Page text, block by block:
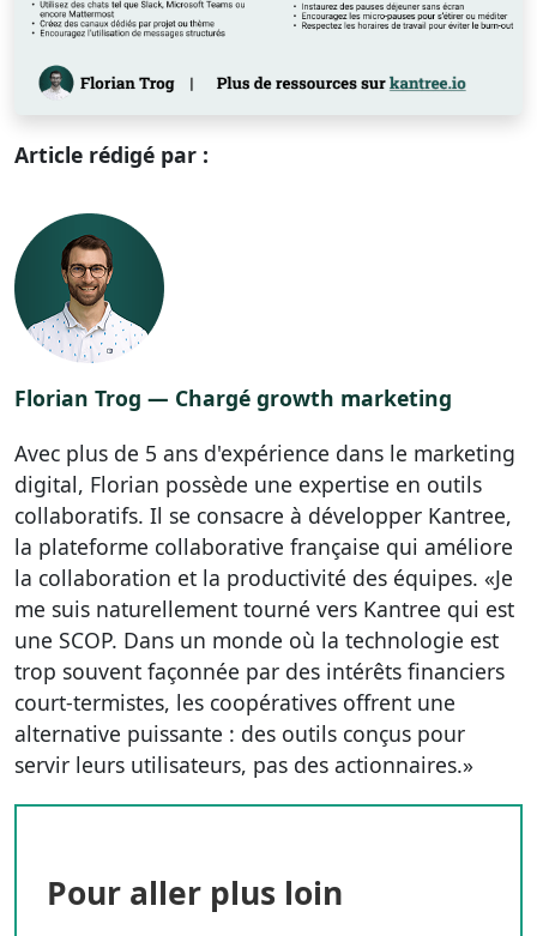
Article rédigé par :
Florian Trog — Chargé growth marketing
Avec plus de 5 ans d'expérience dans le marketing
digital, Florian possède une expertise en outils
collaboratifs. Il se consacre à développer Kantree,
la plateforme collaborative française qui améliore
la collaboration et la productivité des équipes. «Je
me suis naturellement tourné vers Kantree qui est
une SCOP. Dans un monde où la technologie est
trop souvent façonnée par des intérêts financiers
court-termistes, les coopératives offrent une
alternative puissante : des outils conçus pour
servir leurs utilisateurs, pas des actionnaires.»
Pour aller plus loin